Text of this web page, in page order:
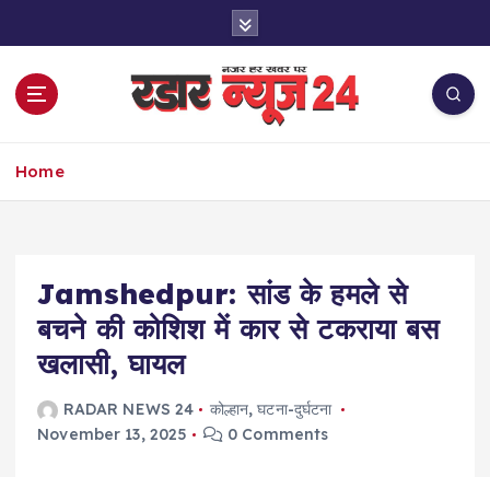
Home
Jamshedpur: सांड के हमले से
बचने की कोशिश में कार से टकराया बस
खलासी, घायल
RADAR NEWS 24 कोल्हान,घटना-दुर्घटना
November 13, 2025
0 Comments